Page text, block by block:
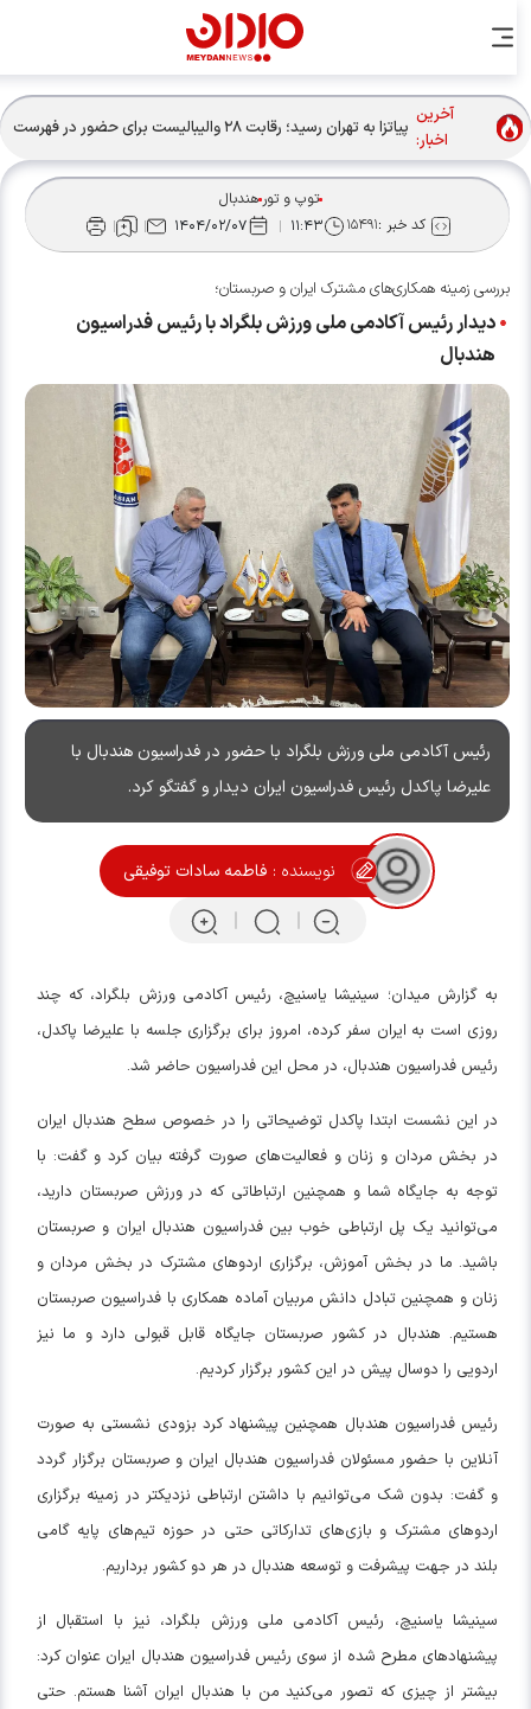
آخرین
اخبار:
پیاتزا به تهران رسید؛ رقابت ۲۸ والیبالیست برای حضور در فهرست
نهایی
توپ و تورهندبال
کد خبر :۱۵۴۹۱ ۱۱:۴۳ ۱۴۰۴/۰۲/۰۷
بررسی زمینه همکاری‌های مشترک ایران و صربستان؛
دیدار رئیس آکادمی ملی ورزش بلگراد با رئیس فدراسیون
هندبال
رئیس آکادمی ملی ورزش بلگراد با حضور در فدراسیون هندبال با
علیرضا پاکدل رئیس فدراسیون ایران دیدار و گفتگو کرد.
نویسنده : فاطمه سادات توفیقی
به گزارش میدان؛ سینیشا یاسنیچ، رئیس آکادمی ورزش بلگراد، که چند
روزی است به ایران سفر کرده، امروز برای برگزاری جلسه با علیرضا پاکدل،
رئیس فدراسیون هندبال، در محل این فدراسیون حاضر شد.
در این نشست ابتدا پاکدل توضیحاتی را در خصوص سطح هندبال ایران
در بخش مردان و زنان و فعالیت‌های صورت گرفته بیان کرد و گفت: با
توجه به جایگاه شما و همچنین ارتباطاتی که در ورزش صربستان دارید،
می‌توانید یک پل ارتباطی خوب بین فدراسیون هندبال ایران و صربستان
باشید. ما در بخش آموزش، برگزاری اردوهای مشترک در بخش مردان و
زنان و همچنین تبادل دانش مربیان آماده همکاری با فدراسیون صربستان
هستیم. هندبال در کشور صربستان جایگاه قابل قبولی دارد و ما نیز
اردویی را دوسال پیش در این کشور برگزار کردیم.
رئیس فدراسیون هندبال همچنین پیشنهاد کرد بزودی نشستی به صورت
آنلاین با حضور مسئولان فدراسیون هندبال ایران و صربستان برگزار گردد
و گفت: بدون شک می‌توانیم با داشتن ارتباطی نزدیکتر در زمینه برگزاری
اردوهای مشترک و بازی‌های تدارکاتی حتی در حوزه تیم‌های پایه گامی
بلند در جهت پیشرفت و توسعه هندبال در هر دو کشور برداریم.
سینیشا یاسنیچ، رئیس آکادمی ملی ورزش بلگراد، نیز با استقبال از
پیشنهادهای مطرح شده از سوی رئیس فدراسیون هندبال ایران عنوان کرد:
بیشتر از چیزی که تصور می‌کنید من با هندبال ایران آشنا هستم. حتی